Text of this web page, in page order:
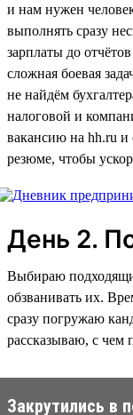
и нам нужен
выполнять сразу
зарплаты до
сложная боевая
не найдём
налоговой и
вакансию на hh.ru и
резюме, чтобы
День 2.
Выбираю
обзванивать их.
сразу погружаю
рассказываю, с чем
Закрутились в